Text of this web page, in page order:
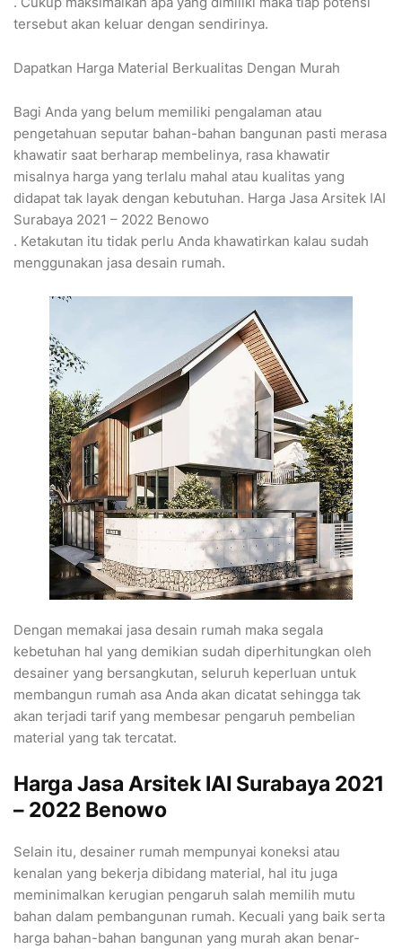
tersebut akan keluar dengan sendirinya.
Dapatkan Harga Material Berkualitas Dengan Murah
Bagi Anda yang belum memiliki pengalaman atau
pengetahuan seputar bahan-bahan bangunan pasti merasa
khawatir saat berharap membelinya, rasa khawatir
misalnya harga yang terlalu mahal atau kualitas yang
didapat tak layak dengan kebutuhan. Harga Jasa Arsitek IAI
Surabaya 2021 – 2022 Benowo
. Ketakutan itu tidak perlu Anda khawatirkan kalau sudah
menggunakan jasa desain rumah.
Dengan memakai jasa desain rumah maka segala
kebetuhan hal yang demikian sudah diperhitungkan oleh
desainer yang bersangkutan, seluruh keperluan untuk
membangun rumah asa Anda akan dicatat sehingga tak
akan terjadi tarif yang membesar pengaruh pembelian
material yang tak tercatat.
Harga Jasa Arsitek IAI Surabaya 2021
– 2022 Benowo
Selain itu, desainer rumah mempunyai koneksi atau
kenalan yang bekerja dibidang material, hal itu juga
meminimalkan kerugian pengaruh salah memilih mutu
bahan dalam pembangunan rumah. Kecuali yang baik serta
harga bahan-bahan bangunan yang murah akan benar-